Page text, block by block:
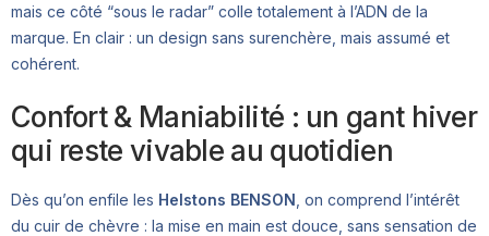
mais ce côté “sous le radar” colle totalement à l’ADN de la
marque. En clair : un design sans surenchère, mais assumé et
cohérent.
Confort & Maniabilité : un gant hiver
qui reste vivable au quotidien
Dès qu’on enfile les Helstons BENSON , on comprend l’intérêt
du cuir de chèvre : la mise en main est douce, sans sensation de